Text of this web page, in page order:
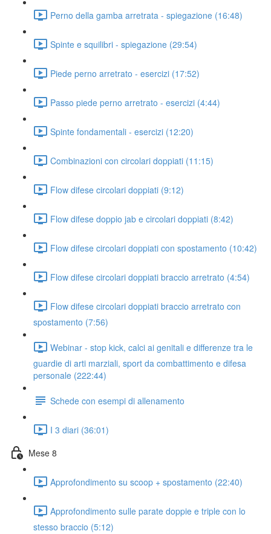
Perno della gamba arretrata - spiegazione (16:48)
Spinte e squilibri - spiegazione (29:54)
Piede perno arretrato - esercizi (17:52)
Passo piede perno arretrato - esercizi (4:44)
Spinte fondamentali - esercizi (12:20)
Combinazioni con circolari doppiati (11:15)
Flow difese circolari doppiati (9:12)
Flow difese doppio jab e circolari doppiati (8:42)
Flow difese circolari doppiati con spostamento (10:42)
Flow difese circolari doppiati braccio arretrato (4:54)
Flow difese circolari doppiati braccio arretrato con
spostamento (7:56)
Webinar - stop kick, calci ai genitali e differenze tra le
guardie di arti marziali, sport da combattimento e difesa
personale (222:44)
Schede con esempi di allenamento
I 3 diari (36:01)
Mese 8
Approfondimento su scoop + spostamento (22:40)
Approfondimento sulle parate doppie e triple con lo
stesso braccio (5:12)